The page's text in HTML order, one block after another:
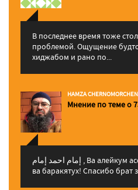
В последнее время тоже
проблемой. Ощущение
хиджабом и рано по...
HAMZA
Мнение по теме о
إمام احمد إمام , Ва алейкум ассалам ва рахматуЛлахи
ва баракятух! Спасибо брат